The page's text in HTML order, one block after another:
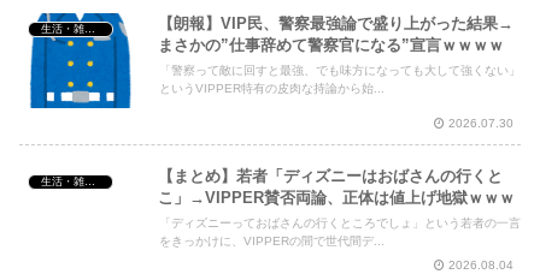
【朗報】VIP民、警察最強論で盛り上がった結果→
まさかの”仕事辞めて警察官になる”宣言ｗｗｗｗ
「警察って敵に回すと最強、でも味方になっても大して強くない」
というVIPPER特有の皮肉な持論から始...
2026.07.30
生活・雑談・恋愛
【まとめ】若者「ディズニーはおばさんの行くと
こ」→VIPPER賛否両論、正体は値上げ地獄ｗｗｗ
「ディズニーっておばさんの行くところでしょ」という若者の一言
をきっかけに、VIPPERの間で世代間デ...
2026.08.04